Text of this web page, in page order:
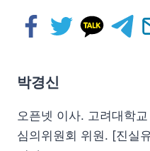
박경신
오픈넷 이사. 고려대학
심의위원회 위원. [진실